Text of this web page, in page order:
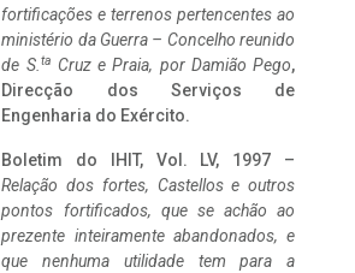
fortificações e terrenos pertencentes ao
ministério da Guerra – Concelho reunido
de S. ta Cruz e Praia, por Damião Pego,
Direcção dos Serviços de
Engenharia do Exército.
Boletim do IHIT, Vol. LV, 1997 –
Relação dos fortes, Castellos e outros
pontos fortificados, que se achão ao
prezente inteiramente abandonados, e
que nenhuma utilidade tem para a